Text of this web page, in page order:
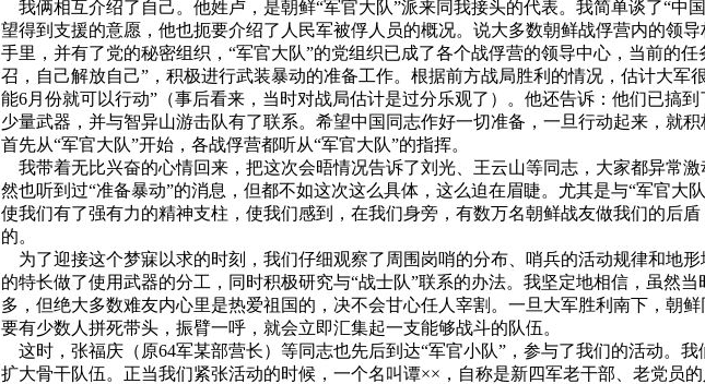
我俩相互介绍了自己。他姓卢，是朝鲜“军官大队”派来同我接头的代表。我简单谈了“中
望得到支援的意愿，他也扼要介绍了人民军被俘人员的概况。说大多数朝鲜战俘营内的领导
手里，并有了党的秘密组织，“军官大队”的党组织已成了各个战俘营的领导中心，当前的任
召，自己解放自己”，积极进行武装暴动的准备工作。根据前方战局胜利的情况，估计大军
能6月份就可以行动”（事后看来，当时对战局估计是过分乐观了）。他还告诉：他们已搞
少量武器，并与智异山游击队有了联系。希望中国同志作好一切准备，一旦行动起来，就积
首先从“军官大队”开始，各战俘营都听从“军官大队”的指挥。
我带着无比兴奋的心情回来，把这次会晤情况告诉了刘光、王云山等同志，大家都异常激
然也听到过“准备暴动”的消息，但都不如这次这么具体，这么迫在眉睫。尤其是与“军官大
使我们有了强有力的精神支柱，使我们感到，在我们身旁，有数万名朝鲜战友做我们的后
的。
为了迎接这个梦寐以求的时刻，我们仔细观察了周围岗哨的分布、哨兵的活动规律和地形
的特长做了使用武器的分工，同时积极研究与“战士队”联系的办法。我坚定地相信，虽然当
多，但绝大多数难友内心里是热爱祖国的，决不会甘心任人宰割。一旦大军胜利南下，朝鲜
要有少数人拼死带头，振臂一呼，就会立即汇集起一支能够战斗的队伍。
这时，张福庆（原64军某部营长）等同志也先后到达“军官小队”，参与了我们的活动。我
扩大骨干队伍。正当我们紧张活动的时候，一个名叫谭××，自称是新四军老干部、老党员